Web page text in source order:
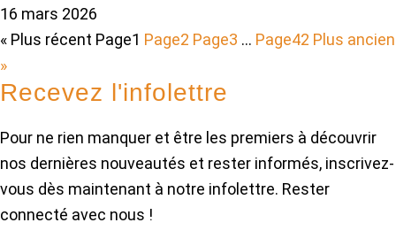
16 mars 2026
« Plus récent Page1 Page2 Page3 … Page42 Plus ancien
»
Recevez l'infolettre
Pour ne rien manquer et être les premiers à découvrir
nos dernières nouveautés et rester informés, inscrivez-
vous dès maintenant à notre infolettre. Rester
connecté avec nous !